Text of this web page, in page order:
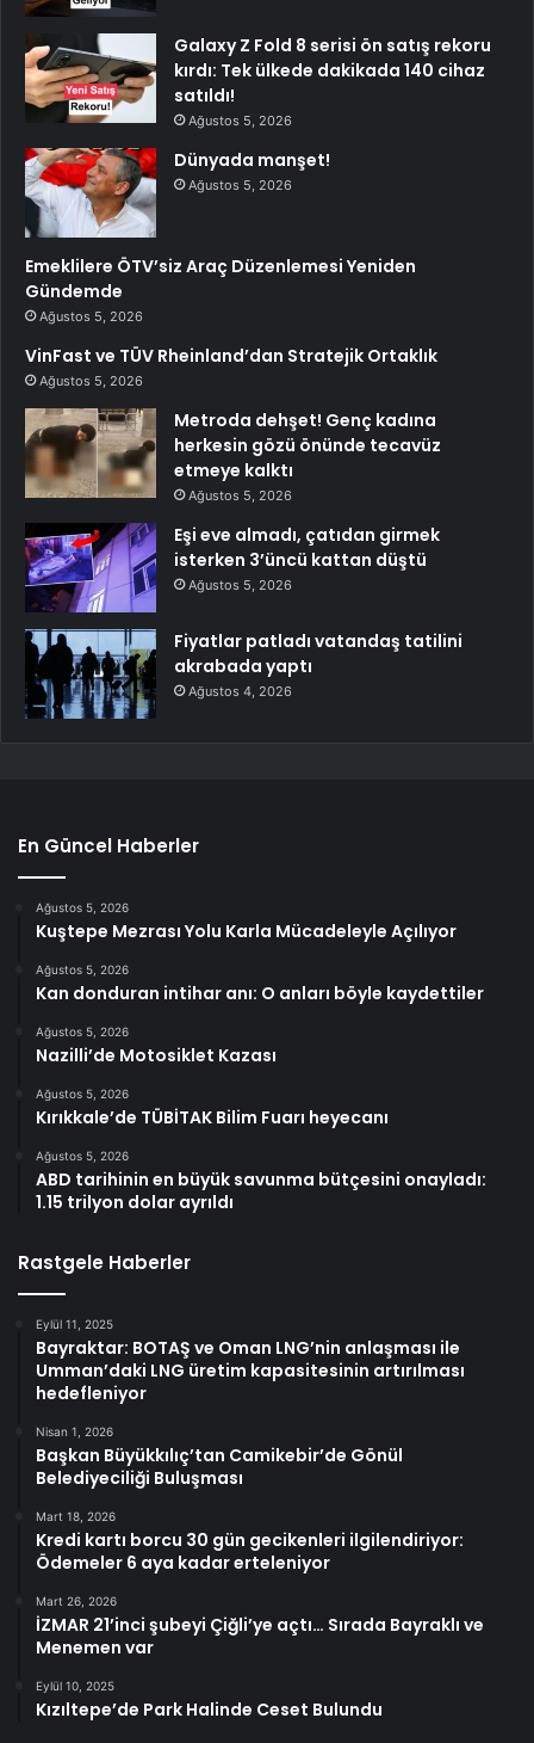
Galaxy Z Fold 8 serisi ön satış rekoru
kırdı: Tek ülkede dakikada 140 cihaz
satıldı!
Ağustos 5, 2026
Dünyada manşet!
Ağustos 5, 2026
Emeklilere ÖTV’siz Araç Düzenlemesi Yeniden
Gündemde
Ağustos 5, 2026
VinFast ve TÜV Rheinland’dan Stratejik Ortaklık
Ağustos 5, 2026
Metroda dehşet! Genç kadına
herkesin gözü önünde tecavüz
etmeye kalktı
Ağustos 5, 2026
Eşi eve almadı, çatıdan girmek
isterken 3’üncü kattan düştü
Ağustos 5, 2026
Fiyatlar patladı vatandaş tatilini
akrabada yaptı
Ağustos 4, 2026
En Güncel Haberler
Ağustos 5, 2026
Kuştepe Mezrası Yolu Karla Mücadeleyle Açılıyor
Ağustos 5, 2026
Kan donduran intihar anı: O anları böyle kaydettiler
Ağustos 5, 2026
Nazilli’de Motosiklet Kazası
Ağustos 5, 2026
Kırıkkale’de TÜBİTAK Bilim Fuarı heyecanı
Ağustos 5, 2026
ABD tarihinin en büyük savunma bütçesini onayladı:
1.15 trilyon dolar ayrıldı
Rastgele Haberler
Eylül 11, 2025
Bayraktar: BOTAŞ ve Oman LNG’nin anlaşması ile
Umman’daki LNG üretim kapasitesinin artırılması
hedefleniyor
Nisan 1, 2026
Başkan Büyükkılıç’tan Camikebir’de Gönül
Belediyeciliği Buluşması
Mart 18, 2026
Kredi kartı borcu 30 gün gecikenleri ilgilendiriyor:
Ödemeler 6 aya kadar erteleniyor
Mart 26, 2026
İZMAR 21’inci şubeyi Çiğli’ye açtı… Sırada Bayraklı ve
Menemen var
Eylül 10, 2025
Kızıltepe’de Park Halinde Ceset Bulundu